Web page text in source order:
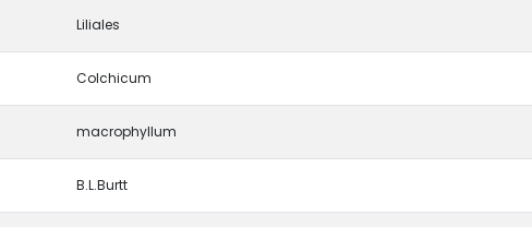
Liliales
Colchicum
macrophyllum
B.L.Burtt